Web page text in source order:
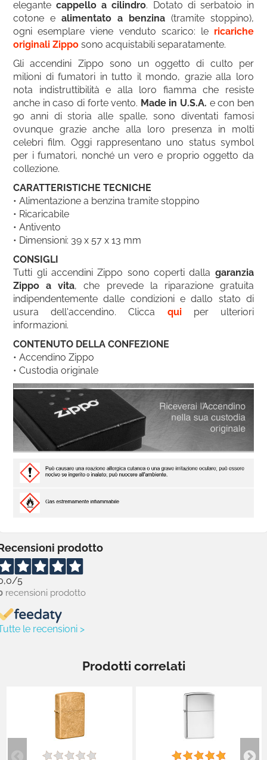
elegantecappello a cilindro. Dotato di serbatoio in
cotone ealimentato a benzina(tramite stoppino),
ogni esemplare viene venduto scarico: le ricariche
originali Zippo sono acquistabili separatamente.
Gli accendini Zippo sono un oggetto di culto per
milioni di fumatori in tutto il mondo, grazie alla loro
nota indistruttibilità e alla loro fiamma che resiste
anche in caso di forte vento. Made in U.S.A. e con ben
90 anni di storia alle spalle, sono diventati famosi
ovunque grazie anche alla loro presenza in molti
celebri film. Oggi rappresentano uno status symbol
per i fumatori, nonché un vero e proprio oggetto da
collezione.
CARATTERISTICHE TECNICHE
• Alimentazione a benzina tramite stoppino
• Ricaricabile
• Antivento
• Dimensioni: 39 x 57 x 13 mm
CONSIGLI
Tutti gli accendini Zippo sono coperti dalla garanzia
Zippo a vita, che prevede la riparazione gratuita
indipendentemente dalle condizioni e dallo stato di
usura dell'accendino. Clicca qui
per ulteriori
informazioni.
CONTENUTO DELLA CONFEZIONE
• Accendino Zippo
• Custodia originale
prodotto
/5
recensioni prodotto
le recensioni >
Prodotti correlati